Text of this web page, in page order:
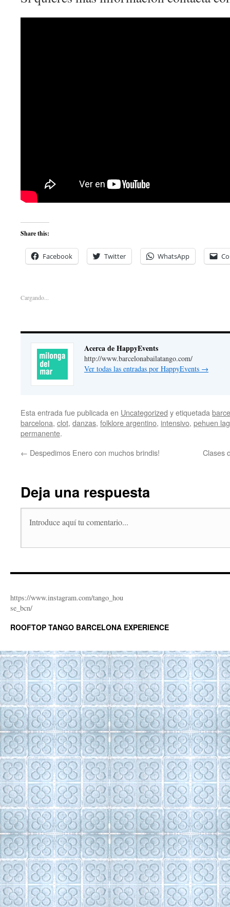
Share this:
Facebook Twitter WhatsApp
Cargando...
Acerca de HappyEvents
http://www.barcelonabailatango.com/
Ver todas las entradas por HappyEvents →
Esta entrada fue publicada en Uncategorized y etiquetada
barcelona, clot, danzas, folklore argentino, intensivo, pehuen
permanente.
← Despedimos Enero con muchos brindis! Clases
Deja una respuesta
https://www.instagram.com/tango_hou
se_bcn/
ROOFTOP TANGO BARCELONA EXPERIENCE